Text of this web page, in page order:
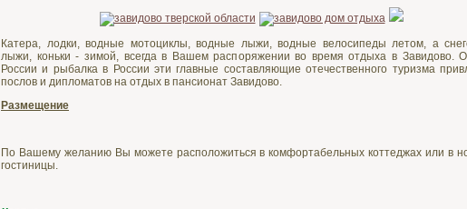
Катера, лодки, водные мотоциклы, водные лыжи, водные велосипеды летом, а
лыжи, коньки - зимой, всегда в Вашем распоряжении во время отдыха в Завидово.
России и рыбалка в России эти главные составляющие отечественного туризма
послов и дипломатов на отдых в пансионат Завидово.
Размещение
По Вашему желанию Вы можете расположиться в комфортабельных коттеджах или в
гостиницы.